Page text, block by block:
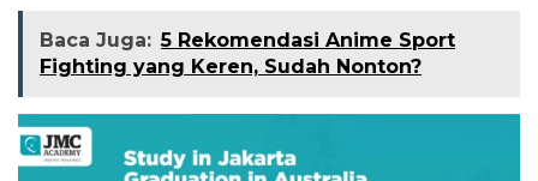
Baca Juga: 5 Rekomendasi Anime Sport
Fighting yang Keren, Sudah Nonton?